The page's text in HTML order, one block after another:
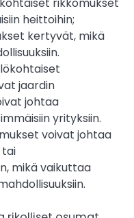
heittoihin;
kertyvät, mikä
jaardin
johtaa
yrityksiin.
voivat johtaa
tai
mikä vaikuttaa